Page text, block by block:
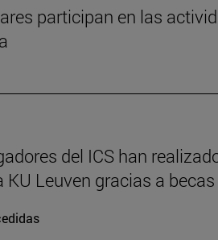
participan en las
del ICS han
KU Leuven gracias a